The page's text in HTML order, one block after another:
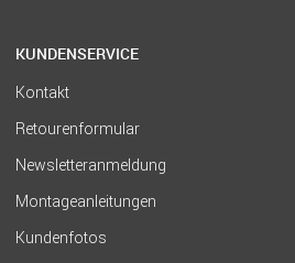
KUNDENSERVICE
Kontakt
Retourenformular
Newsletteranmeldung
Montageanleitungen
Kundenfotos